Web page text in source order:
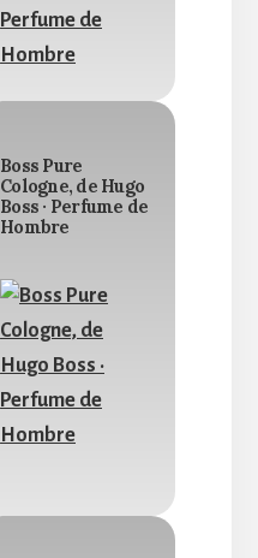
Boss Pure
Cologne, de Hugo
Boss · Perfume de
Hombre